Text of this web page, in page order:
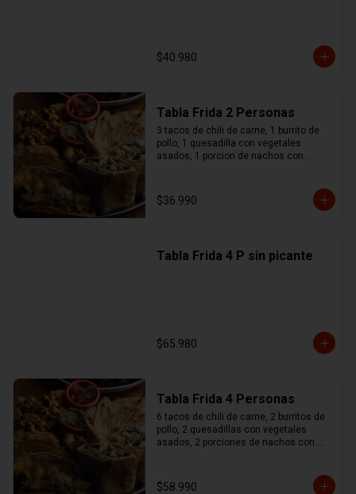
$40.980
Tabla Frida 2 Personas
3 tacos de chili de carne, 1 burrito de
pollo, 1 quesadilla con vegetales
asados, 1 porcion de nachos con
guacamole, sour cream, pico de gallo
$36.990
Tabla Frida 4 P sin picante
$65.980
Tabla Frida 4 Personas
6 tacos de chili de carne, 2 burritos de
pollo, 2 quesadillas con vegetales
asados, 2 porciones de nachos con
guacamole, sour cream, pico de gallo
$58.990